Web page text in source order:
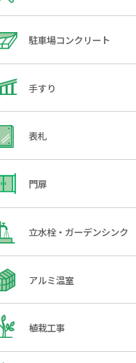
駐車場コンクリート
手すり
表札
門扉
立水栓・ガーデンシンク
アルミ温室
植栽工事